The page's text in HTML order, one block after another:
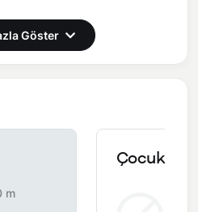
modern oturma grubu,
tam donanımlı mutfak yer
bulunmuş olduğu bölgelerde
Göster
m
Çocuk